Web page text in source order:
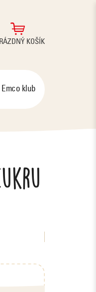
NÁKUPNÍ
KOŠÍK
Emco klub